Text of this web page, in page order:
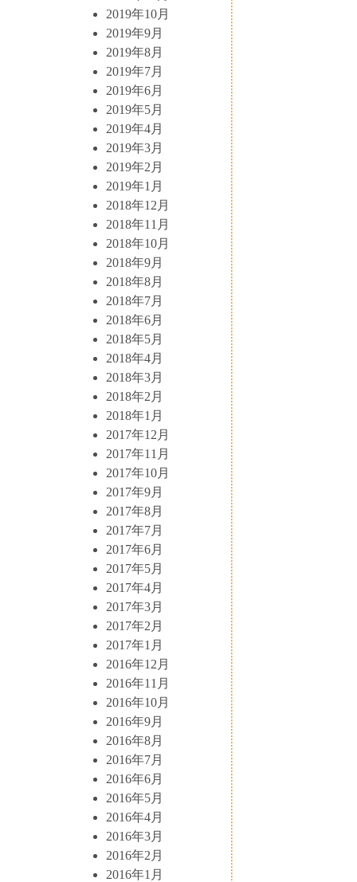
2019年10月
2019年9月
2019年8月
2019年7月
2019年6月
2019年5月
2019年4月
2019年3月
2019年2月
2019年1月
2018年12月
2018年11月
2018年10月
2018年9月
2018年8月
2018年7月
2018年6月
2018年5月
2018年4月
2018年3月
2018年2月
2018年1月
2017年12月
2017年11月
2017年10月
2017年9月
2017年8月
2017年7月
2017年6月
2017年5月
2017年4月
2017年3月
2017年2月
2017年1月
2016年12月
2016年11月
2016年10月
2016年9月
2016年8月
2016年7月
2016年6月
2016年5月
2016年4月
2016年3月
2016年2月
2016年1月